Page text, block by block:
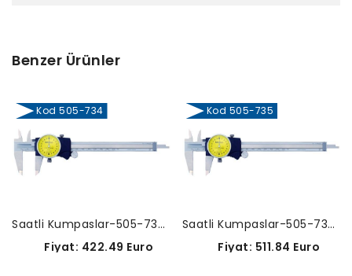
Benzer Ürünler
Kod 505-734
Saatli Kumpaslar-505-734 (Dış Ölçümlerde Karbür Uçlu Çeneler)
Fiyat: 422.49 Euro
Kod 505-735
Saatli Kumpaslar-505-735 (İç ve Dış Ölçümlerde Karbür Uçlu Çeneler)
Fiyat: 511.84 Euro